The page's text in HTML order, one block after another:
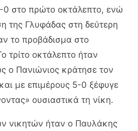
στο πρώτο οκτάλεπτο, ενώ
της Γλυφάδας στη δεύτερη
το προβάδισμα στο
τρίτο οκτάλεπτο ήταν
ο Πανιώνιος κράτησε τον
με επιμέρους 5-0 ξέφυγε
ουσιαστικά τη νίκη.
νικητών ήταν ο Παυλάκης